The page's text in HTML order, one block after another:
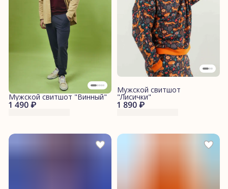
1 490 ₽
Мужской свитшот "Винный"
1 890 ₽
Мужской свитшот
"Лисички"